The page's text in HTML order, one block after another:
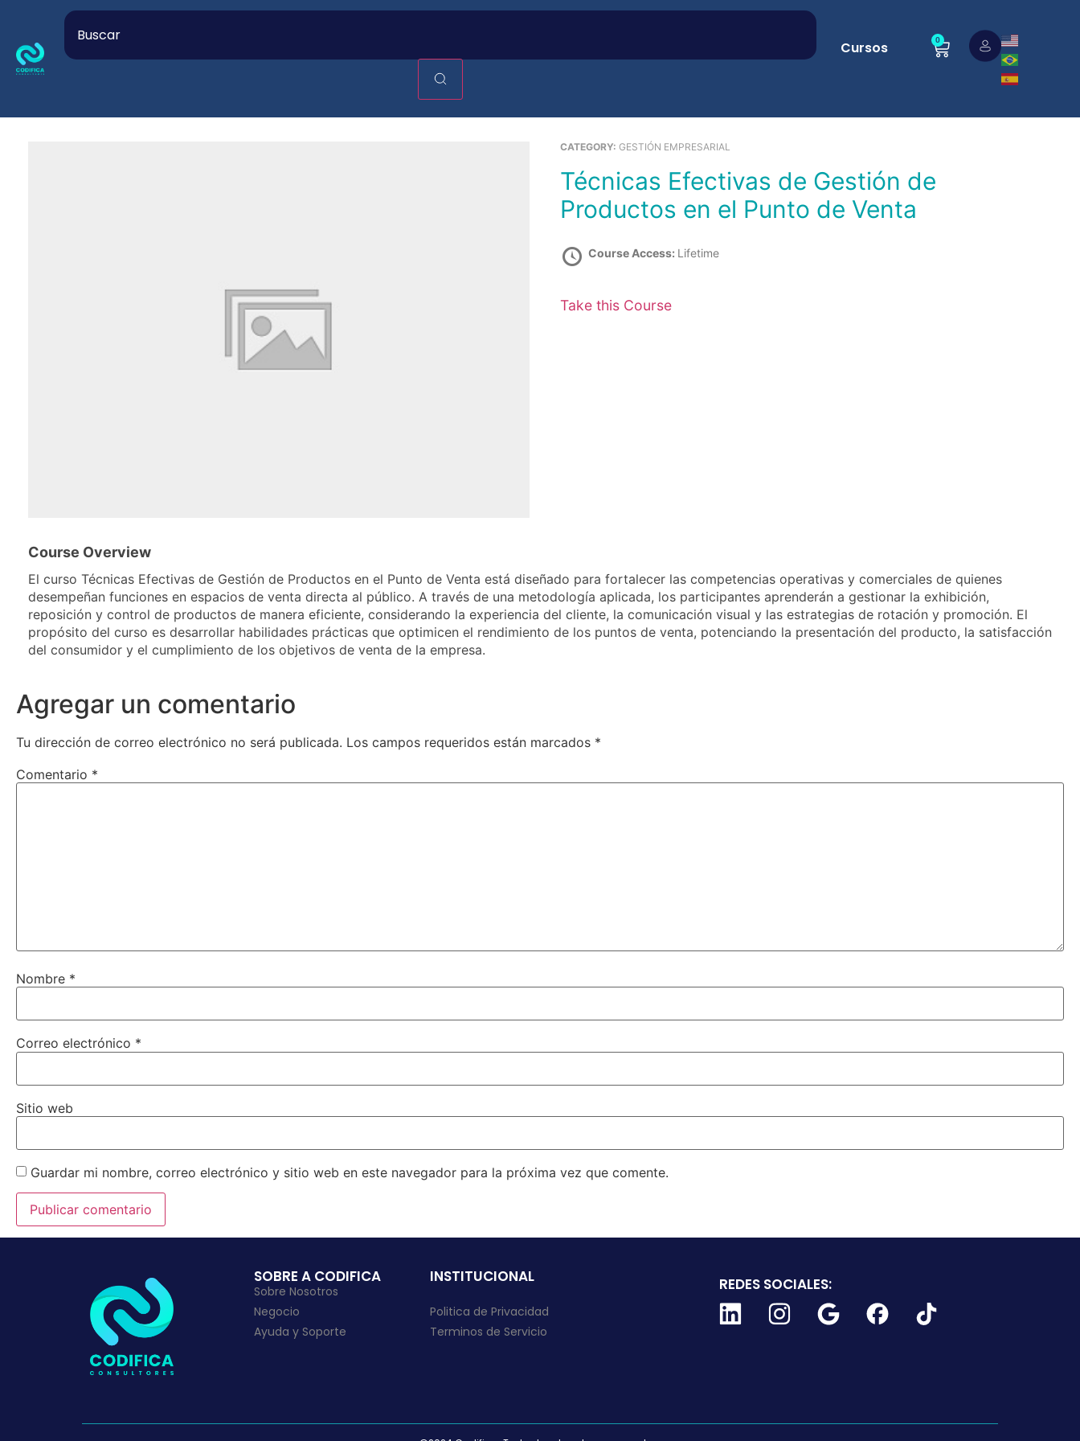
Cursos 0
CATEGORY:GESTIÓN EMPRESARIAL
Técnicas Efectivas de Gestión de
Productos en el Punto de Venta
Course Access: Lifetime
Take this Course
Course Overview
El curso Técnicas Efectivas de Gestión de Productos en el Punto de Venta está diseñado para fortalecer las competencias operativas y comerciales de quienes
desempeñan funciones en espacios de venta directa al público. A través de una metodología aplicada, los participantes aprenderán a gestionar la exhibición,
reposición y control de productos de manera eficiente, considerando la experiencia del cliente, la comunicación visual y las estrategias de rotación y promoción. El
propósito del curso es desarrollar habilidades prácticas que optimicen el rendimiento de los puntos de venta, potenciando la presentación del producto, la satisfacción
del consumidor y el cumplimiento de los objetivos de venta de la empresa.
Agregar un comentario
Tu dirección de correo electrónico no será publicada. Los campos requeridos están marcados *
Comentario *
Nombre *
Correo electrónico *
Sitio web
Guardar mi nombre, correo electrónico y sitio web en este navegador para la próxima vez que comente.
SOBRE A CODIFICA
Sobre Nosotros
Negocio
Ayuda y Soporte
INSTITUCIONAL
Politica de Privacidad
Terminos de Servicio
REDES SOCIALES: